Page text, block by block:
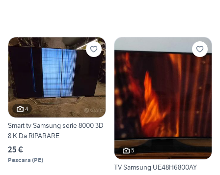
4
Smart tv Samsung serie 8000 3D
8 K Da RIPARARE
25 €
Pescara (PE)
5
TV Samsung UE48H6800AY